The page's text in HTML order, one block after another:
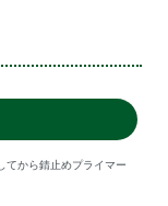
てから錆止めプライマー